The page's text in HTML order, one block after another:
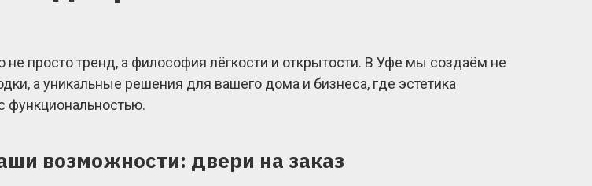
не просто тренд, а философия лёгкости и открытости. В Уфе мы создаём не
а уникальные решения для вашего дома и бизнеса, где эстетика
функциональностью.
возможности: двери на заказ